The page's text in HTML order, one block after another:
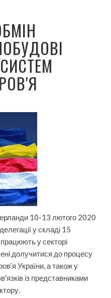
10-13 лютого 2020
у складі 15
працюють у секторі
долучитися до процесу
України, а також у
із представниками